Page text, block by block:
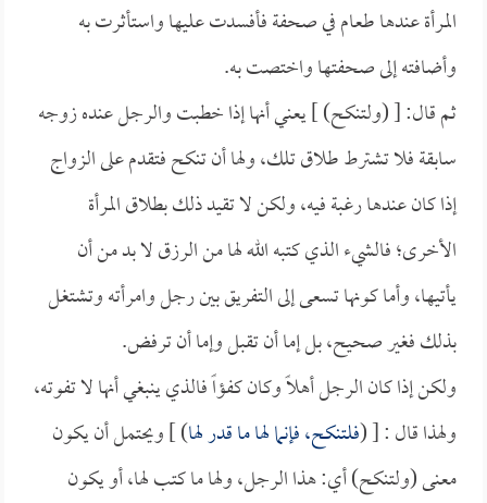
المرأة عندها طعام في صحفة فأفسدت عليها واستأثرت به
وأضافته إلى صحفتها واختصت به.
ثم قال: [ (ولتنكح) ] يعني أنها إذا خطبت والرجل عنده زوجه
سابقة فلا تشترط طلاق تلك، ولها أن تنكح فتقدم على الزواج
إذا كان عندها رغبة فيه، ولكن لا تقيد ذلك بطلاق المرأة
الأخرى؛ فالشيء الذي كتبه الله لها من الرزق لا بد من أن
يأتيها، وأما كونها تسعى إلى التفريق بين رجل وامرأته وتشتغل
بذلك فغير صحيح، بل إما أن تقبل وإما أن ترفض.
ولكن إذا كان الرجل أهلاً وكان كفؤاً فالذي ينبغي أنها لا تفوته،
ولهذا قال : [ (فلتنكح، فإنما لها ما قدر لها) ] ويحتمل أن يكون
معنى (ولتنكح) أي: هذا الرجل، ولها ما كتب لها، أو يكون